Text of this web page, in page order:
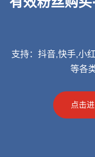
支持：抖音,快手,小
等各
点击